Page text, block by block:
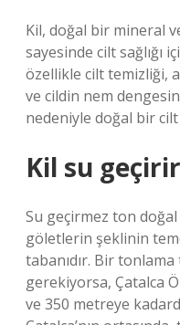
Kil, doğal bir mineral
sayesinde cilt sağlığı
özellikle cilt temizliği,
ve cildin nem
nedeniyle doğal bir
Kil su
Su geçirmez ton
göletlerin şeklinin
tabanıdır. Bir
gerekiyorsa, Çatalca
ve 350 metreye